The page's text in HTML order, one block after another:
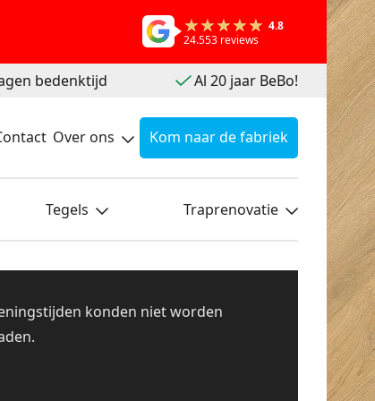
4.8
24.553 reviews
bedenktijd Al 20 jaar BeBo!
Over ons Kom naar de fabriek
Tegels Traprenovatie
konden niet worden